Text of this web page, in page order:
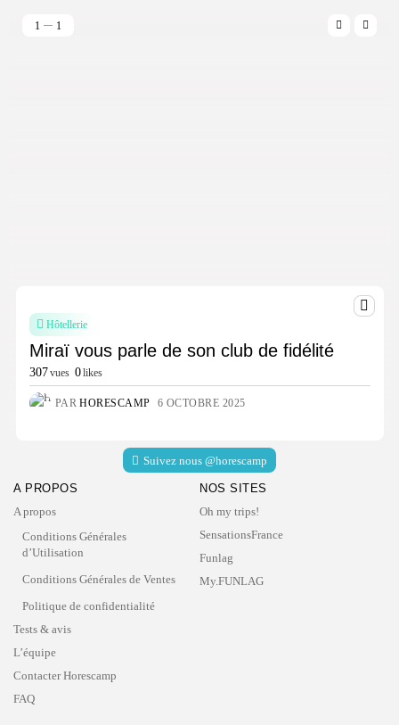
1 1
Hôtellerie
Miraï vous parle de son club de fidélité
307vues 0likes
PAR HORESCAMP 6 OCTOBRE 2025
Suivez nous @horescamp
A PROPOS
A propos
Conditions Générales
d’Utilisation
Conditions Générales de Ventes
Politique de confidentialité
Tests & avis
L’équipe
Contacter Horescamp
FAQ
NOS SITES
Oh my trips!
SensationsFrance
Funlag
My.FUNLAG